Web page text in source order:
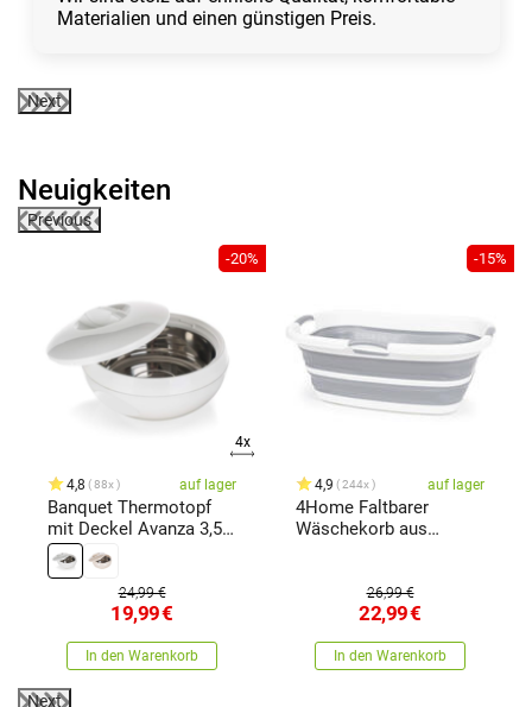
Materialien und einen günstigen Preis.
Next
Neuigkeiten
Previous
-20%
4x
4,8 88x auf lager
Banquet Thermotopf
mit Deckel Avanza 3,5 l,
24,99 €
19,99€
In den Warenkorb
-15%
4,9 244x auf lager
4Home Faltbarer
Wäschekorb aus
26,99 €
22,99€
In den Warenkorb
Next